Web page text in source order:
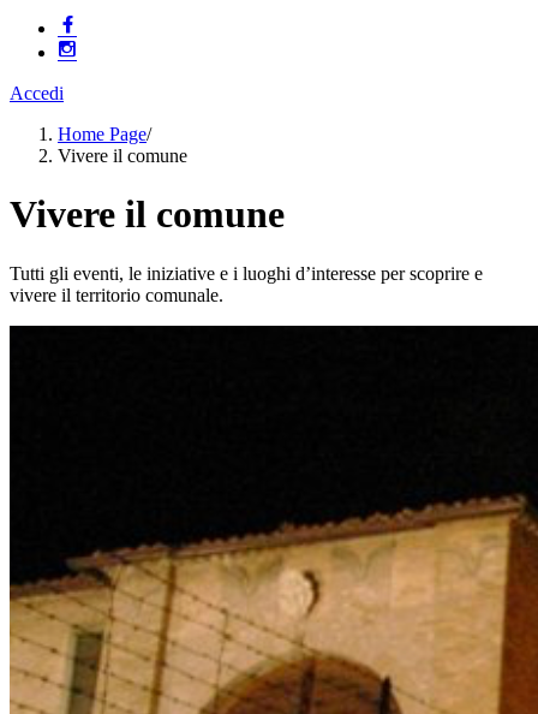
Accedi
Home Page/
Vivere il comune
Vivere il comune
Tutti gli eventi, le iniziative e i luoghi d’interesse per scoprire e
vivere il territorio comunale.